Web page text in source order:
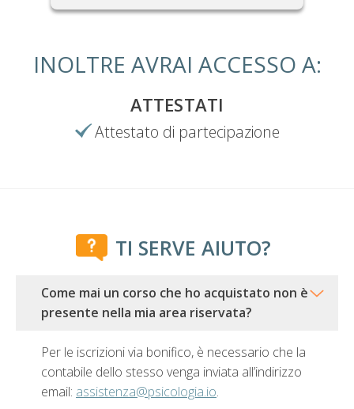
INOLTRE AVRAI ACCESSO A:
ATTESTATI
Attestato di partecipazione
TI SERVE AIUTO?
Come mai un corso che ho acquistato non è
presente nella mia area riservata?
Per le iscrizioni via bonifico, è necessario che la
contabile dello stesso venga inviata all’indirizzo
email: assistenza@psicologia.io.